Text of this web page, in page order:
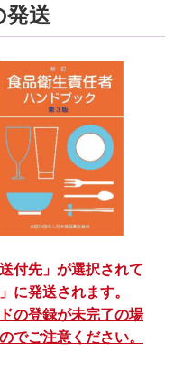
発送
付先」が選択されて
に発送されます。
の登録が未完了の場
でご注意ください。